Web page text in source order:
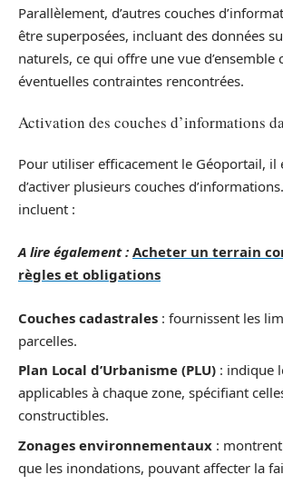
Parallèlement, d’autres couches
être superposées, incluant des données
naturels, ce qui offre une vue d’ensemble
éventuelles contraintes rencontrées.
Activation des couches d’informations
Pour utiliser efficacement le Géoportail, il
d’activer plusieurs couches
incluent :
A lire également : Acheter un terrain
règles et obligations
Couches cadastrales : fournissent les
parcelles.
Plan Local d’Urbanisme (PLU) : indique
applicables à chaque zone, spécifiant
constructibles.
Zonages environnementaux :
que les inondations, pouvant affecter la